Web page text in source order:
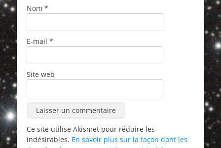
Nom *
E-mail *
Site web
Ce site utilise Akismet pour réduire les
indésirables. En savoir plus sur la façon dont les